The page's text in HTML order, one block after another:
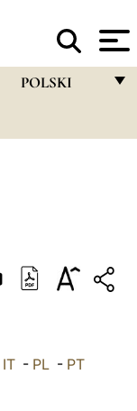
POLSKI
DEUTSCH
العربيّة IT- PL- PT